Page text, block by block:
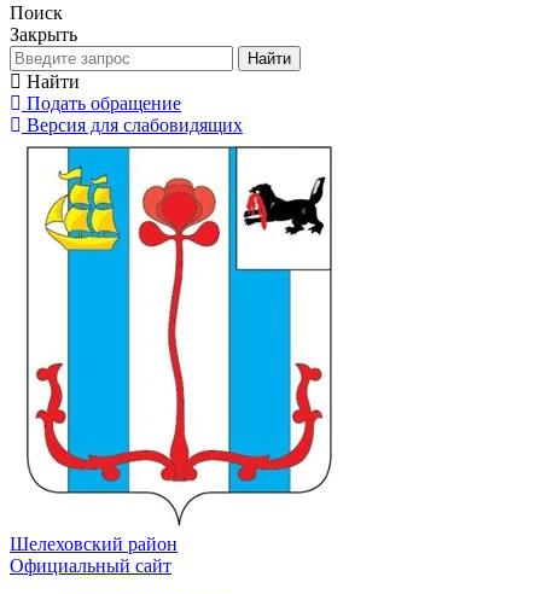
Поиск
Закрыть
Найти
Найти
Подать обращение
Версия для слабовидящих
Шелеховский район
Официальный сайт